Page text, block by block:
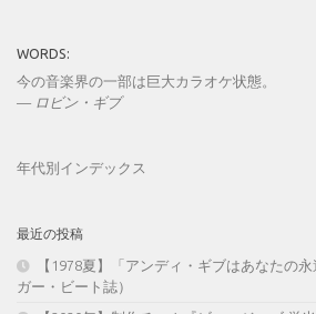
WORDS:
今の音楽界の一部は巨大カラオケ状態。
— ロビン・ギブ
年代別インデックス
最近の投稿
【1978夏】「アンディ・ギブはあなたの
ガー・ビート誌）